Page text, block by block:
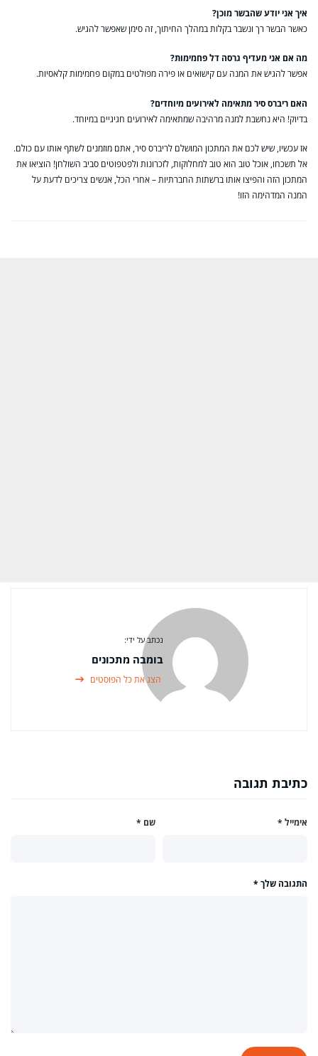
איך אני יודע שהבשר מוכן?
כאשר הבשר רך ונשבר בקלות במהלך החיתוך, זה סימן שאפשר להגיש.
מה אם אני מעדיף גרסה דל פחמימות?
אפשר להגיש את המנה עם קישואים או פירה מפולטים במקום פחמימות קלאסיות.
האם ריברס סיר מתאימה לאירועים מיוחדים?
בדיוק! היא נחשבת למנה מרהיבה שמתאימה לאירועים חגיגיים במיוחד.
אז עכשיו, שיש לכם את המתכון המושלם לריברס סיר, אתם מוזמנים לשתף אותו עם כולם.
אל תשכחו, אוכל טוב הוא טוב למחלוקות, לזכרונות ולפטפוטים סביב השולחן! הוציאו את
המתכון הזה והפיצו אותו ברשתות החברתיות – אחרי הכל, אנשים צריכים לדעת על
המנה המדהימה הזו!
נכתב על ידי:
בומבה מתכונים
הצג את כל הפוסטים
כתיבת תגובה
שם * אימייל *
התגובה שלך *